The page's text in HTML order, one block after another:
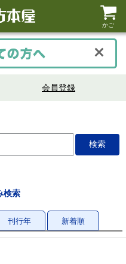
かご
会員登録
検索
刊行年 新着順